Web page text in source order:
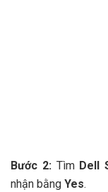
Bước 2:TìmDell
nhận bằng Yes.